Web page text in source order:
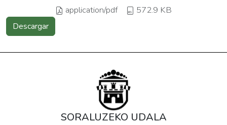
application/pdf 572.9 KB
Descargar
SORALUZEKO UDALA